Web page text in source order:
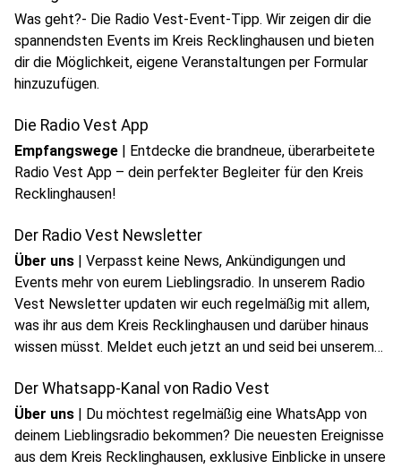
Was geht?- Die Radio Vest-Event-Tipp. Wir zeigen dir die
spannendsten Events im Kreis Recklinghausen und bieten
dir die Möglichkeit, eigene Veranstaltungen per Formular
hinzuzufügen.
Die Radio Vest App
Empfangswege | Entdecke die brandneue, überarbeitete
Radio Vest App – dein perfekter Begleiter für den Kreis
Recklinghausen!
Der Radio Vest Newsletter
Über uns | Verpasst keine News, Ankündigungen und
Events mehr von eurem Lieblingsradio. In unserem Radio
Vest Newsletter updaten wir euch regelmäßig mit allem,
was ihr aus dem Kreis Recklinghausen und darüber hinaus
wissen müsst. Meldet euch jetzt an und seid bei unserem
Der Whatsapp-Kanal von Radio Vest
Über uns | Du möchtest regelmäßig eine WhatsApp von
deinem Lieblingsradio bekommen? Die neuesten Ereignisse
aus dem Kreis Recklinghausen, exklusive Einblicke in unsere